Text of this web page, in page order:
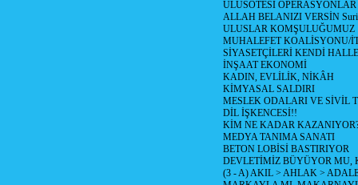
ULUSÖTESİ OPERASYONLAR
ALLAH BELANIZI VERSİN
ULUSLAR KOMŞULUĞUMUZ
MUHALEFET KOALİSYONU/
SİYASETÇİLERİ KENDİ
İNŞAAT EKONOMİ
KADIN, EVLİLİK, NİKÂH
KİMYASAL SALDIRI
MESLEK ODALARI VE SİVİL
DİL İŞKENCESİ!!
KİM NE KADAR
MEDYA TANIMA SANATI
BETON LOBİSİ BASTIRIYOR
DEVLETİMİZ BÜYÜYOR MU,
(3 - A) AKIL > AHLAK >